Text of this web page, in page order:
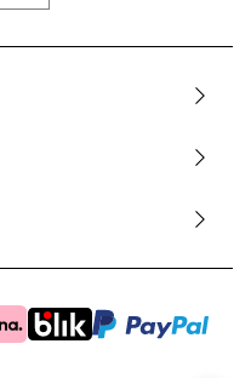
czemu każda, nawet
przewiewny i nie
techniką pikowania, łącząc
jest puch. Efektem tego
zapobieganie